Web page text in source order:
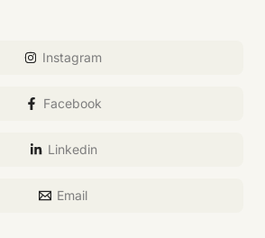
Instagram
Facebook
Linkedin
Email